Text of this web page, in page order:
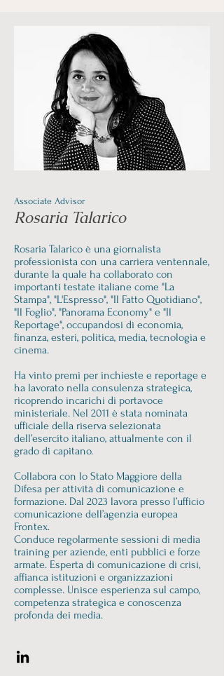
Associate Advisor
Rosaria Talarico
Rosaria Talarico è una giornalista
professionista con una carriera ventennale,
durante la quale ha collaborato con
importanti testate italiane come "La
Stampa", "L'Espresso", "Il Fatto Quotidiano",
"Il Foglio", "Panorama Economy" e "Il
Reportage", occupandosi di economia,
finanza, esteri, politica, media, tecnologia e
cinema.
Ha vinto premi per inchieste e reportage e
ha lavorato nella consulenza strategica,
ricoprendo incarichi di portavoce
ministeriale. Nel 2011 è stata nominata
ufficiale della riserva selezionata
dell’esercito italiano, attualmente con il
grado di capitano.
Collabora con lo Stato Maggiore della
Difesa per attività di comunicazione e
formazione. Dal 2023 lavora presso l’ufficio
comunicazione dell’agenzia europea
Frontex.
Conduce regolarmente sessioni di media
training per aziende, enti pubblici e forze
armate. Esperta di comunicazione di crisi,
affianca istituzioni e organizzazioni
complesse. Unisce esperienza sul campo,
competenza strategica e conoscenza
profonda dei media.